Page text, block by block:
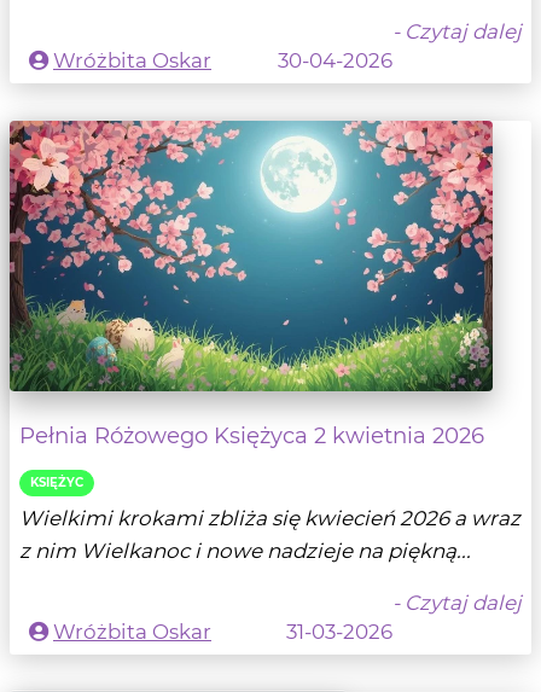
- Czytaj dalej
Wróżbita Oskar
30-04-2026
Pełnia Różowego Księżyca 2 kwietnia 2026
KSIĘŻYC
Wielkimi krokami zbliża się kwiecień 2026 a wraz
z nim Wielkanoc i nowe nadzieje na piękną...
- Czytaj dalej
Wróżbita Oskar
31-03-2026